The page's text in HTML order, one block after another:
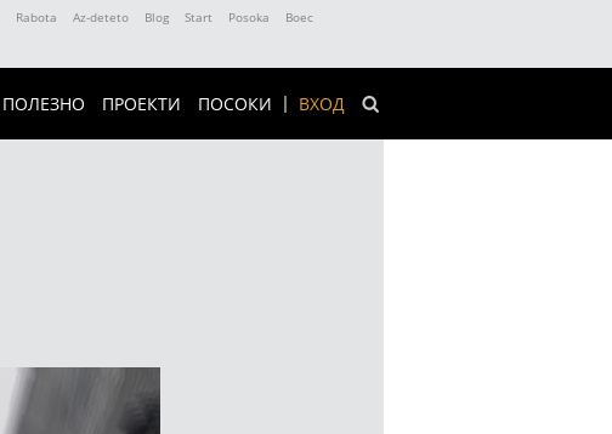
Rabota Az-deteto Blog Start Posoka
Boec
ВХОД
ПОЛЕЗНО ПРОЕКТИ ПОСОКИ